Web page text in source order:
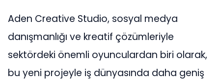
Aden Creative Studio, sosyal medya
danışmanlığı ve kreatif çözümleriyle
sektördeki önemli oyunculardan biri olarak,
bu yeni projeyle iş dünyasında daha geniş